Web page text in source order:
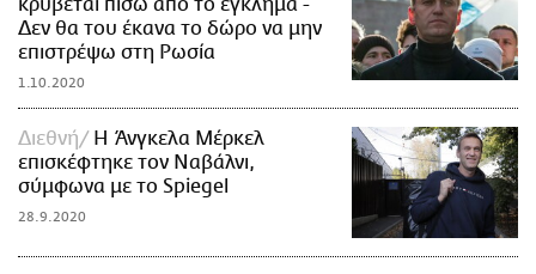
κρύβεται πίσω από το έγκλημα -
Δεν θα του έκανα το δώρο να μην
επιστρέψω στη Ρωσία
1.10.2020
Διεθνή
Η Άνγκελα Μέρκελ
επισκέφτηκε τον Ναβάλνι,
σύμφωνα με το Spiegel
28.9.2020